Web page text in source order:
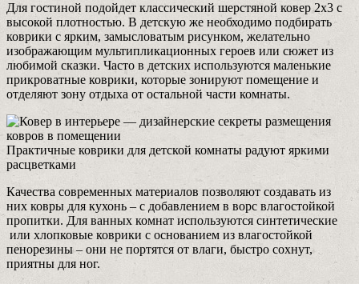
Для гостиной подойдет классический шерстяной ковер 2х3 с
высокой плотностью. В детскую же необходимо подбирать
коврики с ярким, замысловатым рисунком, желательно
изображающим мультипликационных героев или сюжет из
любимой сказки. Часто в детских используются маленькие
прикроватные коврики, которые зонируют помещение и
отделяют зону отдыха от остальной части комнаты.
Практичные коврики для детской комнаты радуют яркими
расцветками
Качества современных материалов позволяют создавать из
них ковры для кухонь – с добавлением в ворс влагостойкой
пропитки. Для ванных комнат используются синтетические
или хлопковые коврики с основанием из влагостойкой
пенорезины – они не портятся от влаги, быстро сохнут,
приятны для ног.